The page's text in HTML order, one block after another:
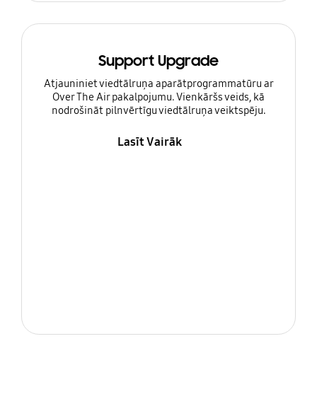
Support Upgrade
Atjauniniet viedtālruņa aparātprogrammatūru ar
Over The Air pakalpojumu. Vienkāršs veids, kā
nodrošināt pilnvērtīgu viedtālruņa veiktspēju.
Lasīt Vairāk